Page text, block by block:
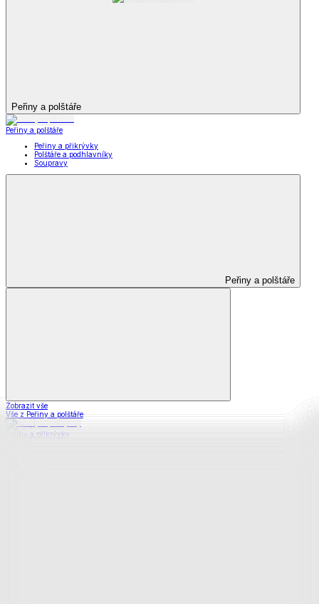
Peřiny a polštáře
Peřiny a polštáře
Peřiny a přikrývky
Polštáře a podhlavníky
Soupravy
Peřiny a polštáře
Zobrazit vše
Vše z Peřiny a polštáře
Peřiny a přikrývky